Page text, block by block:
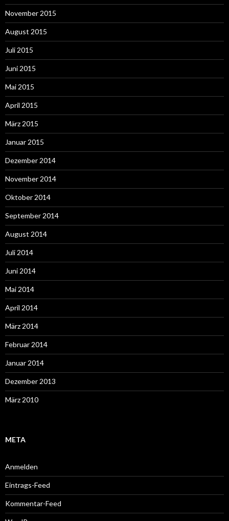
November 2015
August 2015
Juli 2015
Juni 2015
Mai 2015
April 2015
März 2015
Januar 2015
Dezember 2014
November 2014
Oktober 2014
September 2014
August 2014
Juli 2014
Juni 2014
Mai 2014
April 2014
März 2014
Februar 2014
Januar 2014
Dezember 2013
März 2010
META
Anmelden
Eintrags-Feed
Kommentar-Feed